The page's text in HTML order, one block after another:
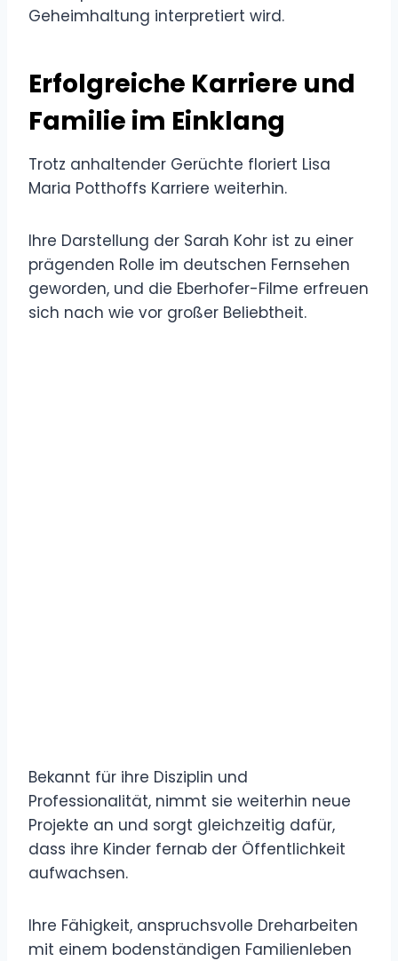
Geheimhaltung interpretiert wird.
Erfolgreiche Karriere und
Familie im Einklang
Trotz anhaltender Gerüchte floriert Lisa
Maria Potthoffs Karriere weiterhin.
Ihre Darstellung der Sarah Kohr ist zu einer
prägenden Rolle im deutschen Fernsehen
geworden, und die Eberhofer-Filme erfreuen
sich nach wie vor großer Beliebtheit.
Bekannt für ihre Disziplin und
Professionalität, nimmt sie weiterhin neue
Projekte an und sorgt gleichzeitig dafür,
dass ihre Kinder fernab der Öffentlichkeit
aufwachsen.
Ihre Fähigkeit, anspruchsvolle Dreharbeiten
mit einem bodenständigen Familienleben